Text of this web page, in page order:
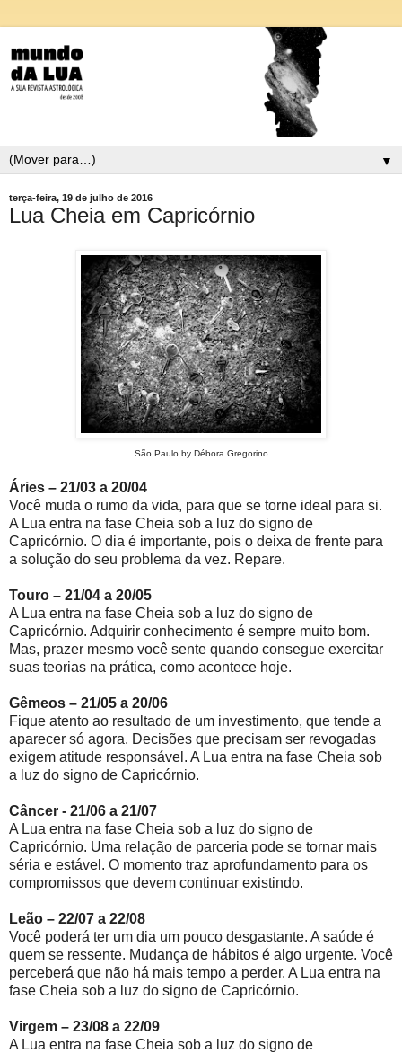
▼
terça-feira, 19 de julho de 2016
Lua Cheia em Capricórnio
São Paulo by Débora Gregorino
Áries – 21/03 a 20/04
Você muda o rumo da vida, para que se torne ideal para si.
A Lua entra na fase Cheia sob a luz do signo de
Capricórnio. O dia é importante, pois o deixa de frente para
a solução do seu problema da vez. Repare.
Touro – 21/04 a 20/05
A Lua entra na fase Cheia sob a luz do signo de
Capricórnio. Adquirir conhecimento é sempre muito bom.
Mas, prazer mesmo você sente quando consegue exercitar
suas teorias na prática, como acontece hoje.
Gêmeos – 21/05 a 20/06
Fique atento ao resultado de um investimento, que tende a
aparecer só agora. Decisões que precisam ser revogadas
exigem atitude responsável. A Lua entra na fase Cheia sob
a luz do signo de Capricórnio.
Câncer - 21/06 a 21/07
A Lua entra na fase Cheia sob a luz do signo de
Capricórnio. Uma relação de parceria pode se tornar mais
séria e estável. O momento traz aprofundamento para os
compromissos que devem continuar existindo.
Leão – 22/07 a 22/08
Você poderá ter um dia um pouco desgastante. A saúde é
quem se ressente. Mudança de hábitos é algo urgente. Você
perceberá que não há mais tempo a perder. A Lua entra na
fase Cheia sob a luz do signo de Capricórnio.
Virgem – 23/08 a 22/09
A Lua entra na fase Cheia sob a luz do signo de